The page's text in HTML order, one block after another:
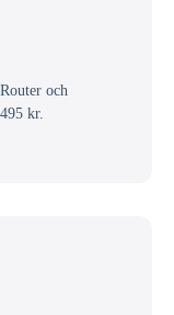
och
kr.